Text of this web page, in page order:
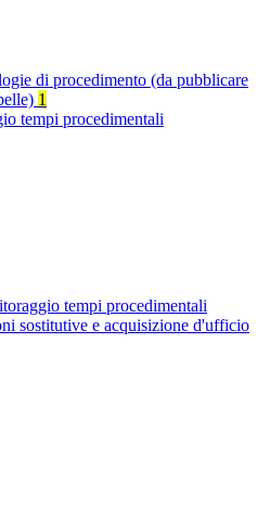
di procedimento (da pubblicare
1
tempi procedimentali
tempi procedimentali
sostitutive e acquisizione d'ufficio